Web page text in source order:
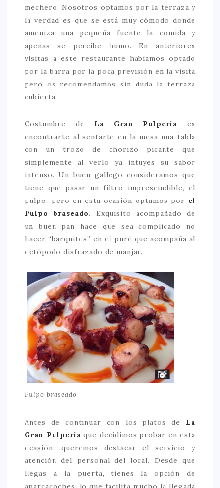
SELECCIONES MESADE2
MAPA
POR SUS BAÑOS…
mechero. Nosotros optamos por la terraza y
la verdad es que se está muy cómodo donde
ameniza una pequeña fuente la comida y
apenas se percibe humo. En anteriores
visitas a este restaurante habíamos optado
por la barra por la poca previsión en la visita
pero os recomendamos sin duda la terraza
cubierta.
Costumbre de La Gran Pulpería es
encontrarte al sentarte en la mesa una tabla
con un trozo de chorizo picante que
simplemente al verlo ya intuyes su sabor
intenso. Un buen gallego consideramos que
tiene que pasar un filtro imprescindible, el
pulpo, pero en esta ocasión optamos por el
Pulpo braseado. Exquisito acompañado de
un buen pan hace que sea complicado no
hacer “barquitos” en el puré que acompaña al
octópodo disfrazado de manjar.
Pulpo braseado
Antes de continuar con los platos de La
Gran Pulpería que decidimos probar en esta
ocasión, queremos destacar el servicio y
atención del personal del local. Desde que
llegas a la puerta, tienes la opción de
aparcacoches, lo que facilita mucho la llegada